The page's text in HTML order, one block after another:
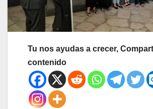
Tu nos ayudas a crecer,
contenido